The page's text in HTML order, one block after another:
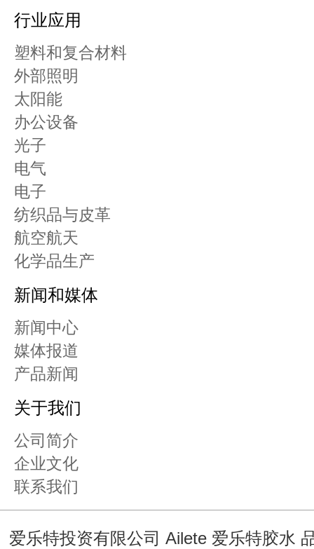
行业应用
塑料和复合材料
外部照明
太阳能
办公设备
光子
电气
电子
纺织品与皮革
航空航天
化学品生产
新闻和媒体
新闻中心
媒体报道
产品新闻
关于我们
公司简介
企业文化
联系我们
爱乐特投资有限公司 Ailete 爱乐特胶水